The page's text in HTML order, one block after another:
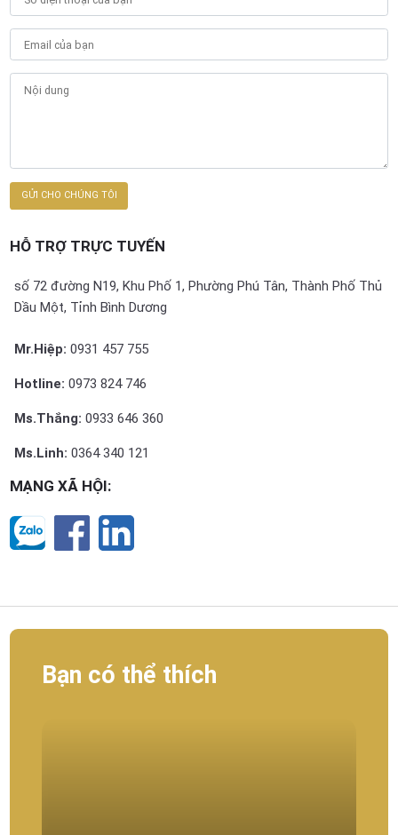
HỖ TRỢ TRỰC TUYẾN
số 72 đường N19, Khu Phố 1, Phường Phú Tân, Thành Phố Thủ
Dầu Một, Tỉnh Bình Dương
Mr.Hiệp: 0931 457 755
Hotline: 0973 824 746
Ms.Thắng: 0933 646 360
Ms.Linh: 0364 340 121
MẠNG XÃ HỘI:
Bạn có thể thích